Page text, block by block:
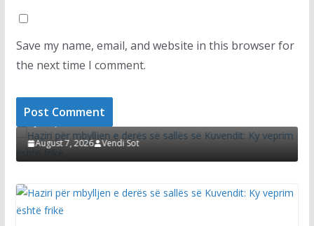
Save my name, email, and website in this browser for
the next time I comment.
Haziri për mbylljen e derës së sallës së Kuvendit:
Ky veprim është frikë
August 7, 2026 Vendi Sot